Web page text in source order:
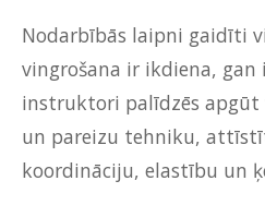
Nodarbībās laipni gaidīti
vingrošana ir ikdiena, gan
instruktori palīdzēs apgūt
un pareizu tehniku,
koordināciju, elastību un